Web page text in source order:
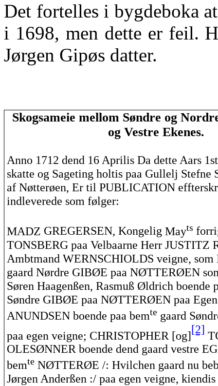
Det fortelles i bygdeboka
i 1698, men dette er feil.
Jørgen Gipøs datter.
Skogsameie mellom Søndre og
og Vestre Ekenes.
Anno 1712 dend 16 AprilisDa dette Aars
skatte og Sageting holtis paa Gullelj Stefne
afNøtterøen, Er til PUBLICATION
indleverede som følger:
MADZ GREGERSEN, Kongelig Mayts
TONSBERG paa Velbaarne Herr JUSTITZ
Ambtmand WERNSCHIOLDS veigne,
gaard Nørdre GIBØE paa NØTTERØEN
Søren Haagenßen, Rasmuß Øldrich boende
Søndre GIBØE paa NØTTERØEN paa
ANUNDSENboende paa bemte gaard
paa egen veigne; CHRISTOPHER [og][2]
OLESØNNER boende dend gaard vestre
bemte NØTTERØE /: Hvilchen gaardnu
JørgenAnderßen:/ paaegen veigne, kiendis